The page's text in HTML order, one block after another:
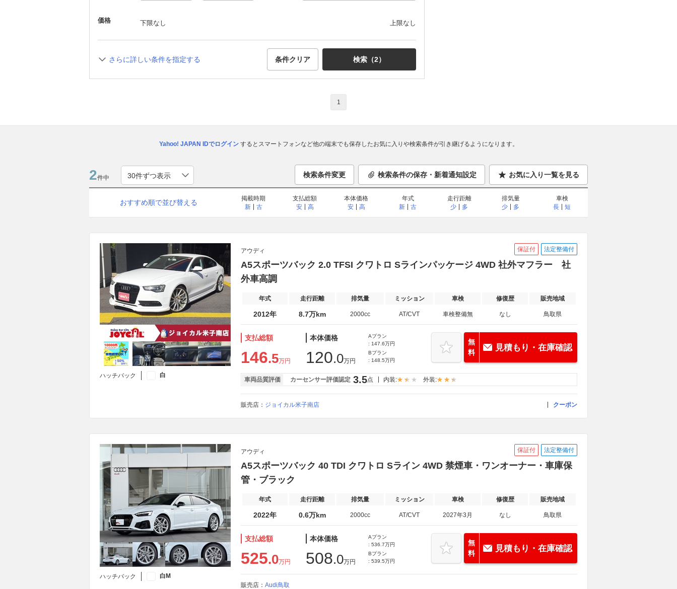
価格 下限なし 上限なし
さらに詳しい条件を指定する 条件クリア 検索（2）
1
Yahoo! JAPAN IDでログインするとスマートフォンなど他の端末でも保存したお気に入りや検索条件が引き継げるようになります。
2件中 検索条件変更 検索条件の保存・新着通知設定 お気に入り一覧を見る
おすすめ順で並び替える
掲載時期
新
古
支払総額
安
高
本体価格
安
高
年式
新
古
走行距離
少
多
排気量
少
多
車検
長
短
ハッチバック 白
アウディ 保証付 法定整備付
A5スポーツバック 2.0 TFSI クワトロ Sラインパッケージ 4WD 社外マフラー 社
外車高調
年式 走行距離 排気量 ミッション 車検 修復歴 販売地域
2012年 8.7万km 2000cc AT/CVT 車検整備無 なし 鳥取県
支払総額
146.5万円
本体価格
120.0万円
Aプラン
: 147.6万円
Bプラン
: 148.5万円
無
料
見積もり・在庫確認
車両品質評価 カーセンサー評価認定 3.5点 内装: 外装:
販売店： ジョイカル米子南店 クーポン
ハッチバック 白M
アウディ 保証付 法定整備付
A5スポーツバック 40 TDI クワトロ Sライン 4WD 禁煙車・ワンオーナー・車庫保
管・ブラック
年式 走行距離 排気量 ミッション 車検 修復歴 販売地域
2022年 0.6万km 2000cc AT/CVT 2027年3月 なし 鳥取県
支払総額
525.0万円
本体価格
508.0万円
Aプラン
: 536.7万円
Bプラン
: 539.5万円
無
料
見積もり・在庫確認
販売店： Audi鳥取